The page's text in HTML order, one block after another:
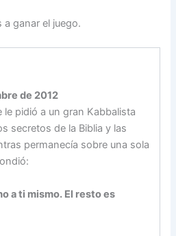
a ganar el juego.
de 2012
pidió a un gran Kabbalista
secretos de la Biblia y las
permanecía sobre una sola
a ti mismo. El resto es